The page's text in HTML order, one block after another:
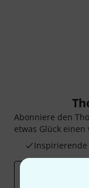
Abonniere den
etwas Glück einen
Inspirierende